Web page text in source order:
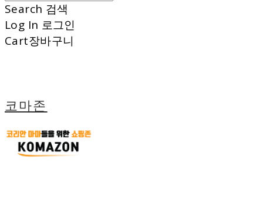
Search 검색
Log In 로그인
Cart장바구니
코마존